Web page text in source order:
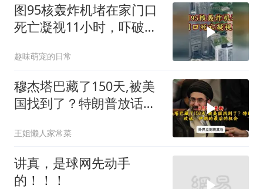
图95核轰炸机堵在家门口
死亡凝视11小时，吓破胆
趣味萌宠的日常
穆杰塔巴藏了150天,被美
国找到了？特朗普放话：
王姐懒人家常菜
讲真，是球网先动手
的！！！